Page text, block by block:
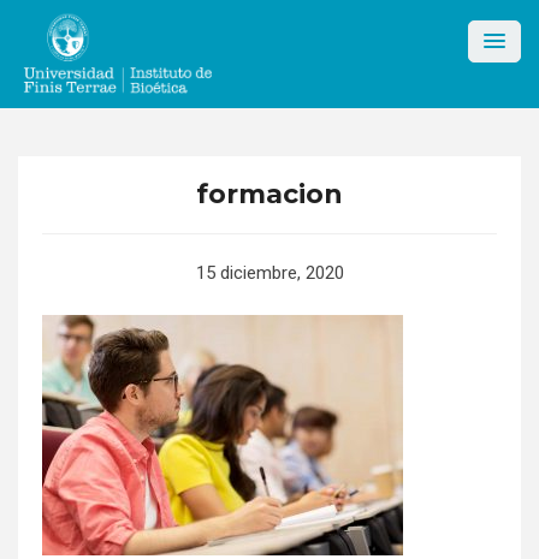
content
formacion
15 diciembre, 2020